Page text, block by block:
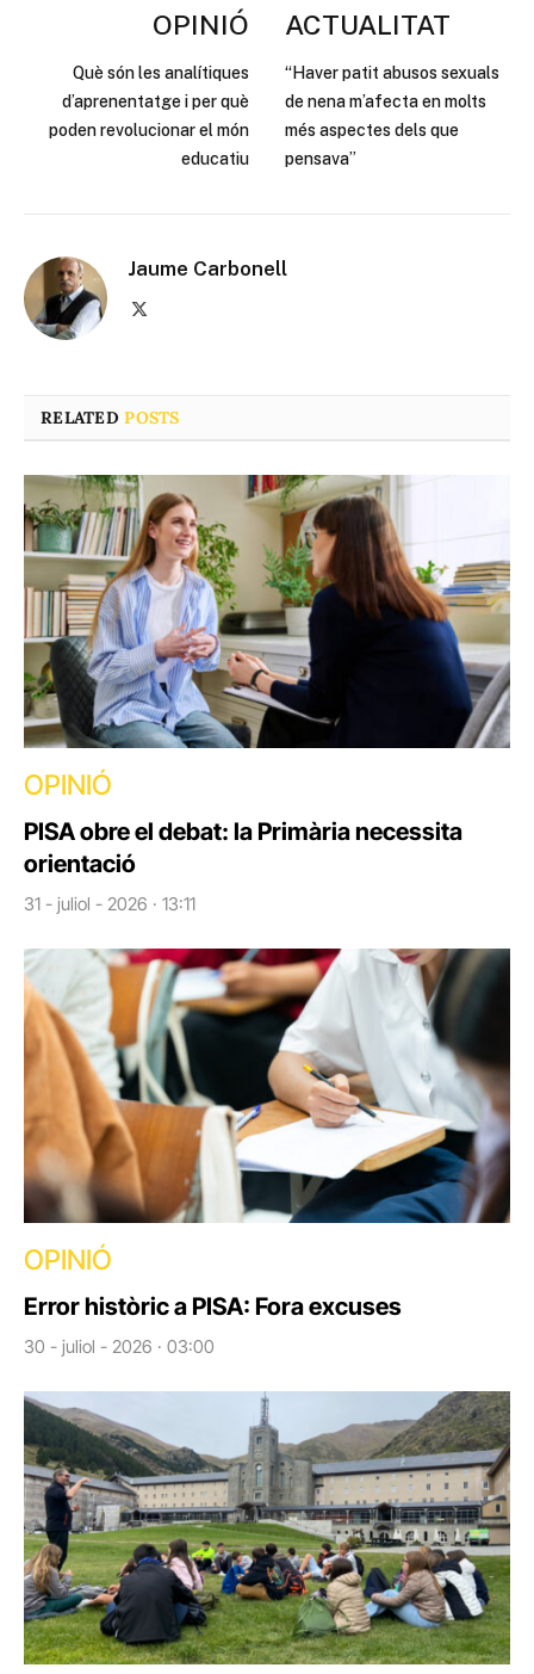
OPINIÓ
Què són les analítiques
d’aprenentatge i per què
poden revolucionar el món
educatiu
ACTUALITAT
“Haver patit abusos sexuals
de nena m’afecta en molts
més aspectes dels que
pensava”
Jaume Carbonell
RELATEDPOSTS
OPINIÓ
PISA obre el debat: la Primària necessita
orientació
31 - juliol - 2026 · 13:11
OPINIÓ
Error històric a PISA: Fora excuses
30 - juliol - 2026 · 03:00